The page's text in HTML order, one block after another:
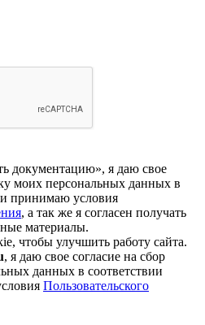
документацию», я даю свое
моих персональных данных в
и принимаю условия
, а так же я согласен получать
материалы.
чтобы улучшить работу сайта.
, я даю свое согласие на сбор
данных в соответствии
Пользовательского